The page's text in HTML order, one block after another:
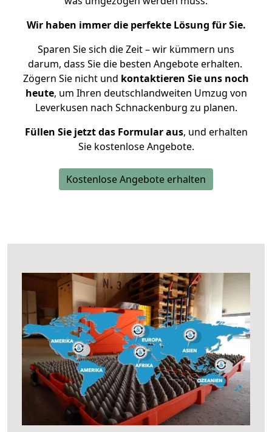
Wir haben immer die perfekte Lösung für Sie.
Sparen Sie sich die Zeit – wir kümmern uns
darum, dass Sie die besten Angebote erhalten.
Zögern Sie nicht und kontaktieren Sie uns noch
heute, um Ihren deutschlandweiten Umzug von
Leverkusen nach Schnackenburg zu planen.
Füllen Sie jetzt das Formular aus, und erhalten
Sie kostenlose Angebote.
Kostenlose Angebote erhalten